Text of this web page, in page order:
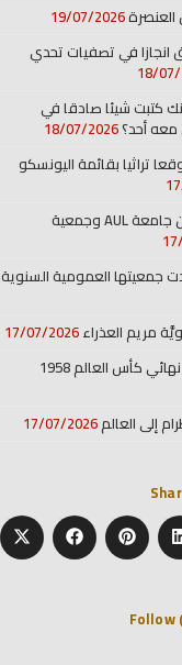
العنصرة19/07/2026
انجازا في تصفيات تحدي
18/
كتبت شيئا صادقا في
معه أحد؟18/07/2026
تدرج 12 موقعا تراثيا بقائمة اليونسكو
شراكة استراتيجية بين جامعة AUL وجمعية
جمعيتها العمومية السنوية
مريم العذراء17/07/2026
كأس العالم 1958
إلى العالم17/07/2026
Follow